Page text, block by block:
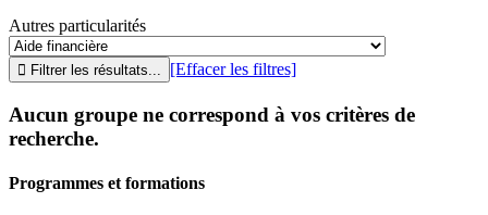
Autres particularités
[Effacer les filtres]
Aucun groupe ne correspond à vos critères de
recherche.
Programmes et formations